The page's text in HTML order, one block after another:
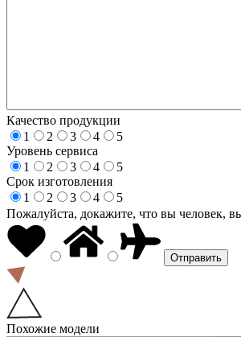
Качество продукции
1
2 3 4
5
Уровень сервиса
1
2 3 4
5
Срок изготовления
1
2 3 4
5
Пожалуйста, докажите, что вы человек,
Похожие модели